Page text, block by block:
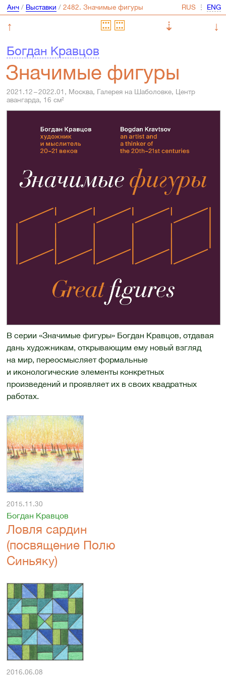
Анч/ Выставки / ⋮
↑ ⇣
↓
Богдан Кравцов
Значимые фигуры
2021.12 – 2022.01, Москва, Галерея на Шаболовке, Центр
авангарда, 16 см²
В серии «Значимые фигуры» Богдан Кравцов, отдавая
дань художникам, открывающим ему новый взгляд
на мир, переосмысляет формальные
и иконологические элементы конкретных
произведений и проявляет их в своих квадратных
работах.
2015.11.30
Богдан Кравцов
Ловля сардин
(посвящение Полю
Синьяку)
2016.06.08